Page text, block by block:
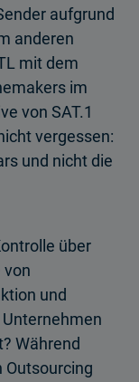
aufgrund
anderen
mit dem
im
von SAT.1
vergessen:
und nicht die
über
von
und
Während
Outsourcing